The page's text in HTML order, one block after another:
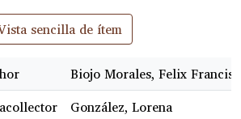
sencilla de ítem
Biojo Morales, Felix
González, Lorena